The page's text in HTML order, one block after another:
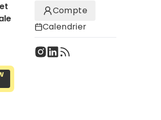
Compte
Calendrier